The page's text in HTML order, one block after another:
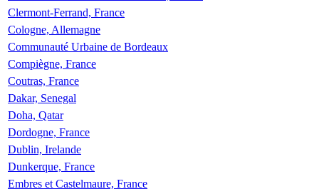
Clermont-Ferrand, France
Cologne, Allemagne
Communauté Urbaine de Bordeaux
Compiègne, France
Coutras, France
Dakar, Senegal
Doha, Qatar
Dordogne, France
Dublin, Irelande
Dunkerque, France
Embres et Castelmaure, France